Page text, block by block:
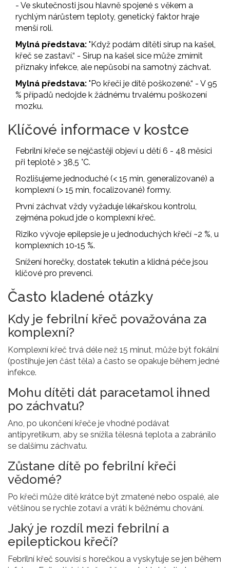
- Ve skutečnosti jsou hlavně spojené s věkem a
rychlým nárůstem teploty, genetický faktor hraje
menší roli.
Mylná představa: "Když podám dítěti sirup na kašel,
křeč se zastaví.“ - Sirup na kašel sice může zmírnit
příznaky infekce, ale nepůsobí na samotný záchvat.
Mylná představa: "Po křeči je dítě poškozené.“ - V 95
% případů nedojde k žádnému trvalému poškození
mozku.
Klíčové informace v kostce
Febrilní křeče se nejčastěji objeví u dětí 6 - 48 měsíci
při teplotě > 38,5 °C.
Rozlišujeme jednoduché (< 15 min, generalizované) a
komplexní (> 15 min, focalizované) formy.
První záchvat vždy vyžaduje lékařskou kontrolu,
zejména pokud jde o komplexní křeč.
Riziko vývoje epilepsie je u jednoduchých křečí ~2 %, u
komplexních 10‑15 %.
Snížení horečky, dostatek tekutin a klidná péče jsou
klíčové pro prevenci.
Často kladené otázky
Kdy je febrilní křeč považována za
komplexní?
Komplexní křeč trvá déle než 15 minut, může být fokální
(postihuje jen část těla) a často se opakuje během jedné
infekce.
Mohu dítěti dát paracetamol ihned
po záchvatu?
Ano, po ukončení křeče je vhodné podávat
antipyretikum, aby se snížila tělesná teplota a zabránilo
se dalšímu záchvatu.
Zůstane dítě po febrilní křeči
vědomé?
Po křeči může dítě krátce být zmatené nebo ospalé, ale
většinou se rychle zotaví a vrátí k běžnému chování.
Jaký je rozdíl mezi febrilní a
epileptickou křečí?
Febrilní křeč souvisí s horečkou a vyskytuje se jen během